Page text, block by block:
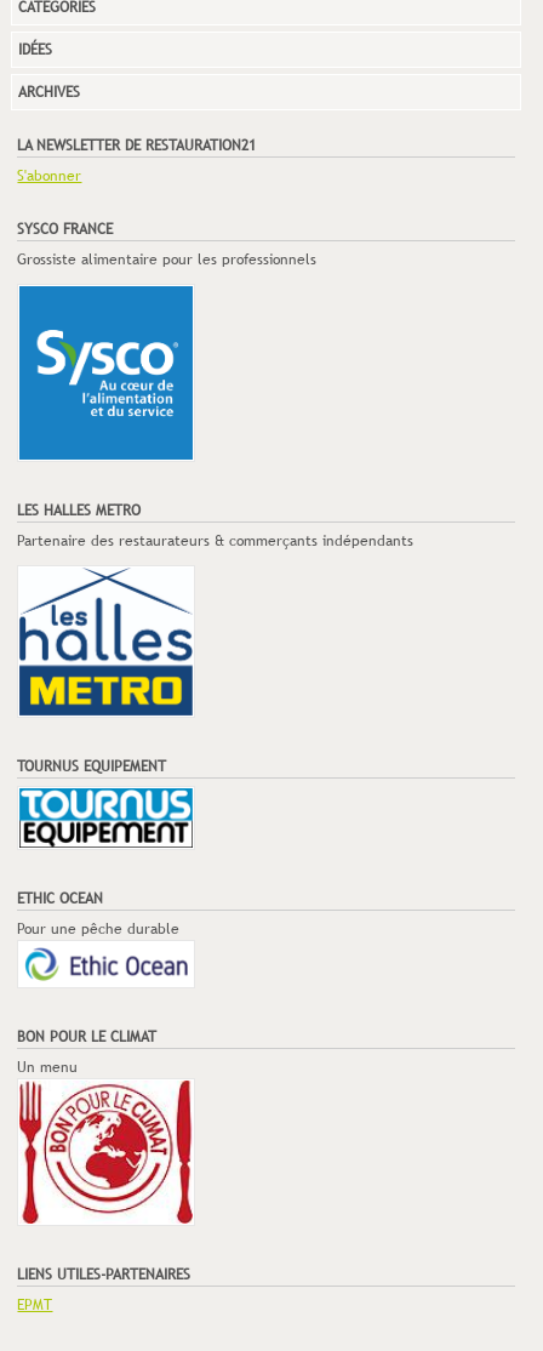
CATÉGORIES
IDÉES
ARCHIVES
LA NEWSLETTER DE RESTAURATION21
S'abonner
SYSCO FRANCE
Grossiste alimentaire pour les professionnels
LES HALLES METRO
Partenaire des restaurateurs & commerçants indépendants
TOURNUS EQUIPEMENT
ETHIC OCEAN
Pour une pêche durable
BON POUR LE CLIMAT
Un menu
LIENS UTILES-PARTENAIRES
EPMT